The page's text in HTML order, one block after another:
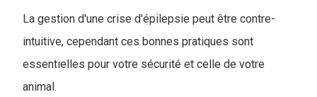
La gestion d'une crise d'épilepsie peut être contre-
intuitive, cependant ces bonnes pratiques sont
essentielles pour votre sécurité et celle de votre
animal.